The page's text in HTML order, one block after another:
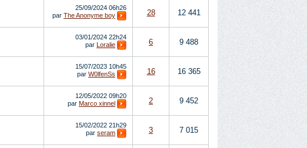
25/09/2024 06h26
par The Anonyme boy 28 12 441
03/01/2024 22h24
par Loralie 6 9 488
15/07/2023 10h45
par W0lfenSs 16 16 365
12/05/2022 09h20
par Marco xinnel 2 9 452
15/02/2022 21h29
par seram 3 7 015